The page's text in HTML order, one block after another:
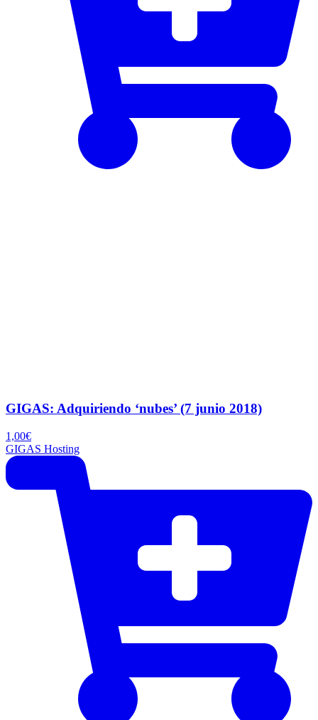
GIGAS: Adquiriendo ‘nubes’ (7 junio 2018)
1,00€
GIGAS Hosting